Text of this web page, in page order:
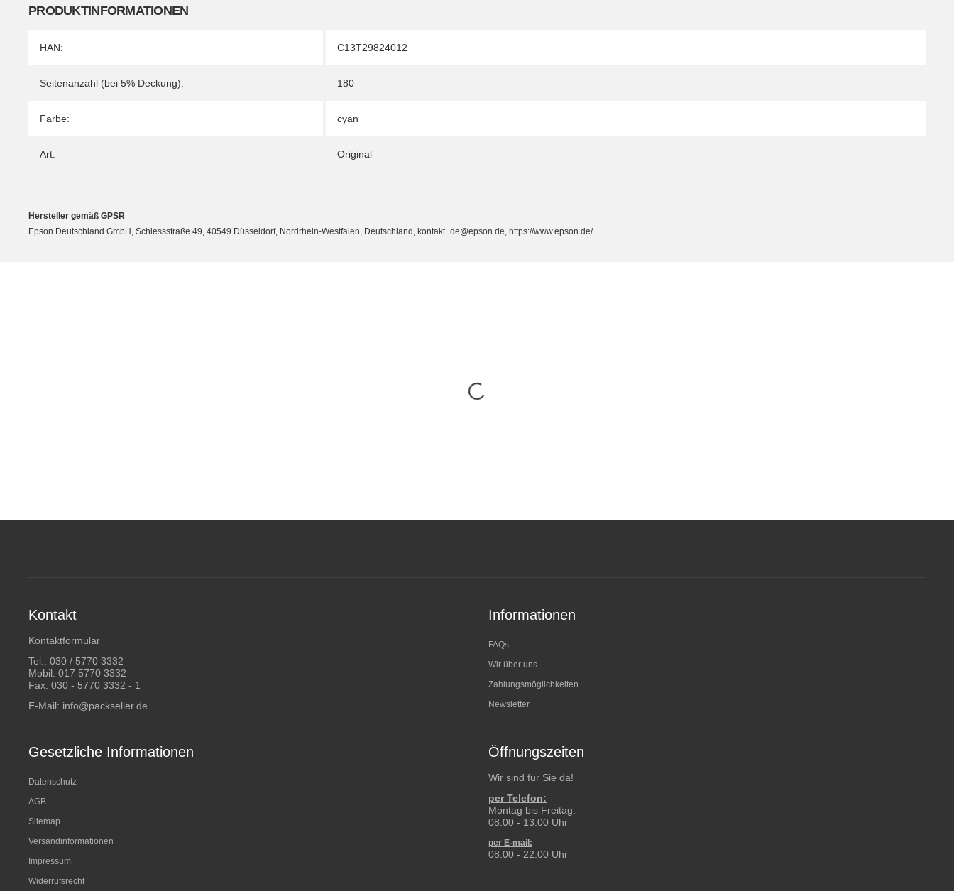
PRODUKTINFORMATIONEN
Produkteigenschaft
Wert
HAN: C13T29824012
Seitenanzahl (bei 5% Deckung): 180
Farbe: cyan
Art: Original
Hersteller gemäß GPSR
Epson Deutschland GmbH, Schiessstraße 49, 40549 Düsseldorf, Nordrhein-Westfalen, Deutschland, kontakt_de@epson.de, https://www.epson.de/
Kontakt
Kontaktformular
Tel.: 030 / 5770 3332
Mobil: 017 5770 3332
Fax: 030 - 5770 3332 - 1
E-Mail: info@packseller.de
Informationen
FAQs
Wir über uns
Zahlungsmöglichkeiten
Newsletter
Gesetzliche Informationen
Datenschutz
AGB
Sitemap
Versandinformationen
Impressum
Widerrufsrecht
Öffnungszeiten
Wir sind für Sie da!
per Telefon:
Montag bis Freitag:
08:00 - 13:00 Uhr
per E-mail:
08:00 - 22:00 Uhr